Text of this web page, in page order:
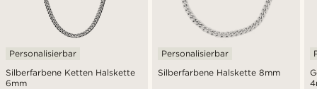
Silberfarbene Ketten Halskette
6mm
Personalisierbar
Silberfarbene Halskette 8mm
Personalisierbar